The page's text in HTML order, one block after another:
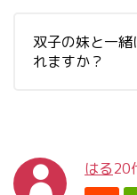
双子の妹と一緒
れますか？
はる20